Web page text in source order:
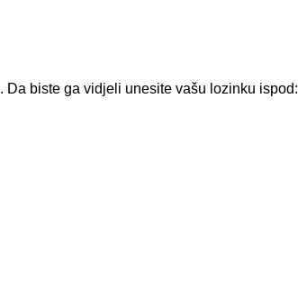
Da biste ga vidjeli unesite vašu lozinku ispod: